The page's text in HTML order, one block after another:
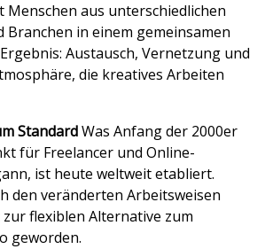
aus unterschiedlichen
Branchen in einem gemeinsamen
Austausch, Vernetzung und
die kreatives Arbeiten
StandardWas Anfang der 2000er
für Freelancer und Online-
ist heute weltweit etabliert.
den veränderten Arbeitsweisen
flexiblen Alternative zum
geworden.